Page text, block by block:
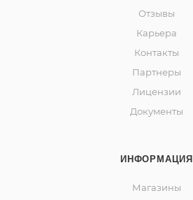
Отзывы
Карьера
Контакты
Партнеры
Лицензии
Документы
ИНФОРМАЦИЯ
Магазины